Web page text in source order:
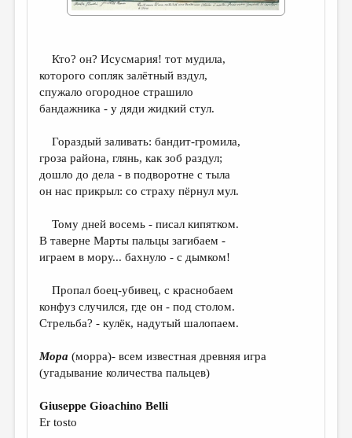
ПЕРЕВОДЫ
ДЕТСКАЯ КОМНАТА
КНИЖНАЯ ПОЛКА
СТРАНИЦЫ ПАМЯТИ
ОБЪЯВЛЕНИЯ
РЕДКОЛЛЕГИЯ
ОТ РЕДАКЦИИ
МАЛАЯ ПРОЗА
ЭССЕИСТИКА
КУЛЬТУРОВЕДЕНИЕ
ПУБЛИЦИСТИКА
РЕЦЕНЗИРОВАНИЕ
Кто? он? Исусмария! тот мудила,
которого сопляк залётный вздул,
спужало огородное страшило
бандажника - у дяди жидкий стул.
Гораздый заливать: бандит-громила,
гроза района, глянь, как зоб раздул;
дошло до дела - в подворотне с тыла
он нас прикрыл: со страху пёрнул мул.
Тому дней восемь - писал кипятком.
В таверне Марты пальцы загибаем -
играем в мору... бахнуло - с дымком!
Пропал боец-убивец, с краснобаем
конфуз случился, где он - под столом.
Стрельба? - кулёк, надутый шалопаем.
Мора (морра)- всем известная древняя игра
(угадывание количества пальцев)
Giuseppe Gioachino Belli
Er tosto